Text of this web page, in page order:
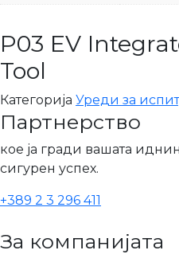
P03 EV
Tool
Категорија Уреди за
Партнерство
кое ја гради вашата
сигурен успех.
+389 2 3 296 411
За компанијата